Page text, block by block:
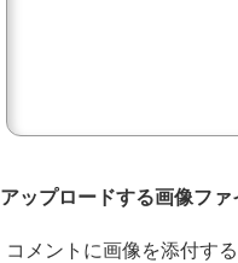
アップロードする画像ファ
コメントに画像を添付す